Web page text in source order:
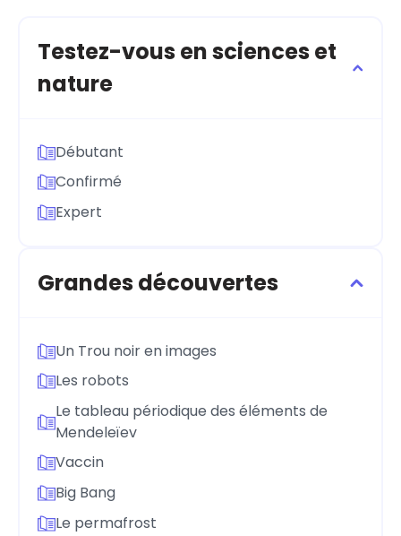
Testez-vous en sciences et
nature
Débutant
Confirmé
Expert
Grandes découvertes
Un Trou noir en images
Les robots
Le tableau périodique des éléments de
Mendeleïev
Vaccin
Big Bang
Le permafrost